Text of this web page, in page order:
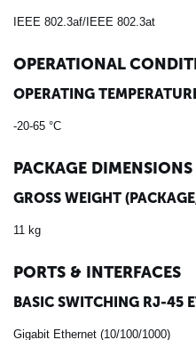
IEEE 802.3af/IEEE 802.3at
OPERATIONAL
OPERATING
-20-65 °C
PACKAGE DIMENSIONS
GROSS WEIGHT
11 kg
PORTS & INTERFACES
BASIC SWITCHING RJ-45
Gigabit Ethernet (10/100/1000)